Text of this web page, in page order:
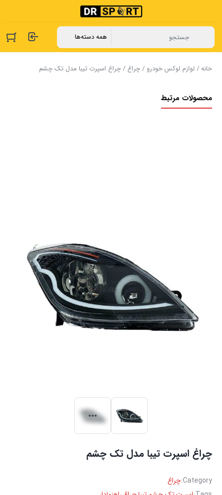
خانه/ لوازم لوکس خودرو /چراغ / چراغ اسپرت تیبا مدل تک چشم
محصولات مرتبط
چراغ اسپرت تیبا مدل تک چشم
Category:چراغ